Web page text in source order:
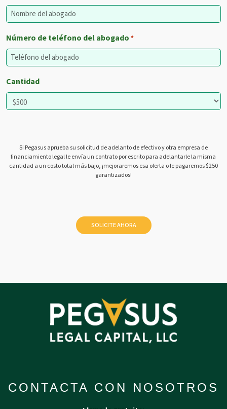
Número de teléfono del abogado *
Cantidad
Si Pegasus aprueba su solicitud de adelanto de efectivo y otra empresa de
financiamiento legal le envía un contrato por escrito para adelantarle la misma
cantidad a un costo total más bajo, ¡mejoraremos esa oferta o le pagaremos $250
garantizados!
CONTACTA CON NOSOTROS